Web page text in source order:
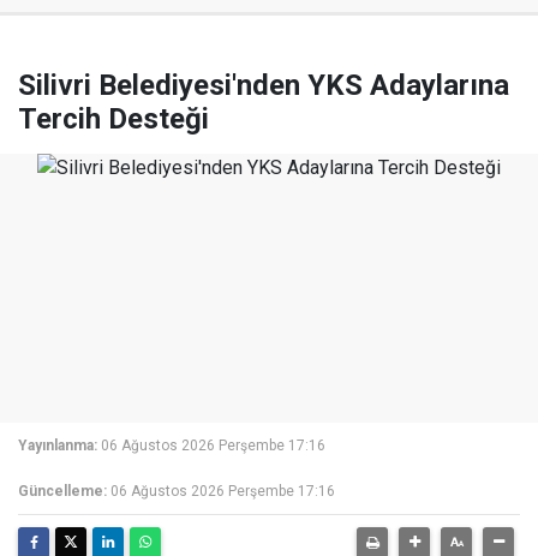
Silivri Belediyesi'nden YKS Adaylarına
Tercih Desteği
Yayınlanma: 06 Ağustos 2026 Perşembe 17:16
Güncelleme: 06 Ağustos 2026 Perşembe 17:16